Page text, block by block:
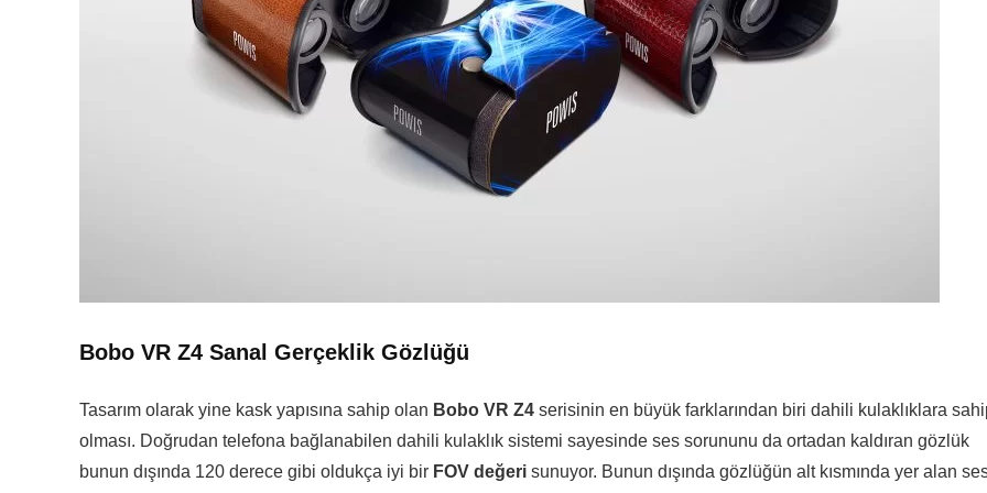
Bobo VR Z4 Sanal Gerçeklik Gözlüğü
Tasarım olarak yine kask yapısına sahip olan Bobo VR Z4 serisinin en büyük farklarından biri dahili kulaklıklara
olması. Doğrudan telefona bağlanabilen dahili kulaklık sistemi sayesinde ses sorununu da ortadan kaldıran gözlük
bunun dışında 120 derece gibi oldukça iyi bir FOV değeri sunuyor. Bunun dışında gözlüğün alt kısmında yer alan